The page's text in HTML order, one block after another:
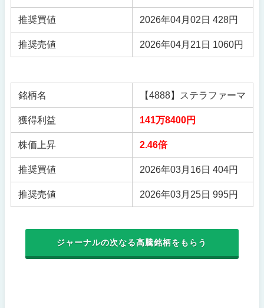
推奨買値 2026年04月02日 428円
推奨売値 2026年04月21日 1060円
銘柄名 【4888】ステラファーマ
獲得利益 141万8400円
株価上昇 2.46倍
推奨買値 2026年03月16日 404円
推奨売値 2026年03月25日 995円
ジャーナルの次なる高騰銘柄をもらう